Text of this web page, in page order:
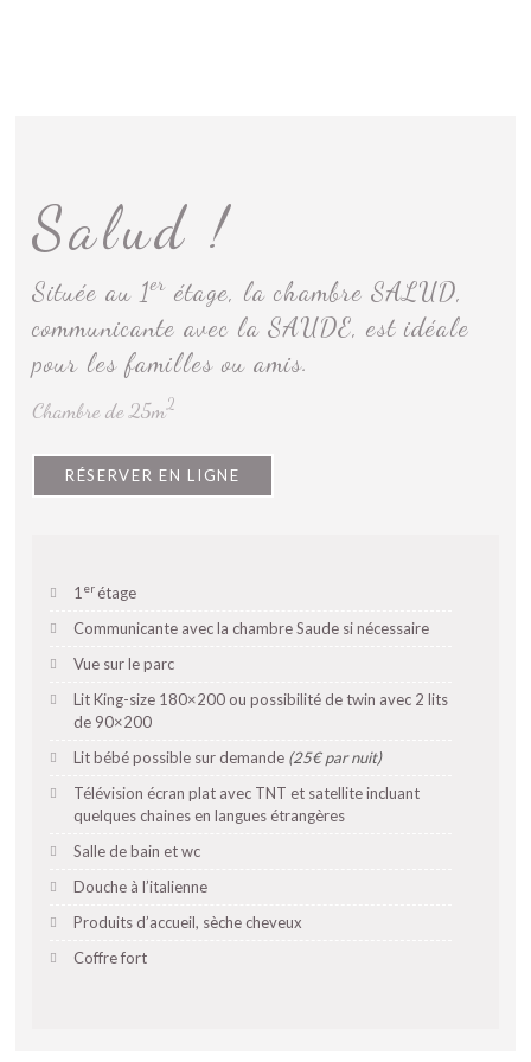
Salud !
Située au 1erétage, la chambre SALUD,
communicante avec la SAUDE, est idéale
pour les familles ou amis.
Chambre de 25m2
RÉSERVER EN LIGNE
1 er étage
Communicante avec la chambre Saude si nécessaire
Vue sur le parc
Lit King-size 180×200 ou possibilité de twin avec 2 lits
de 90×200
Lit bébé possible sur demande (25€ par nuit)
Télévision écran plat avec TNT et satellite incluant
quelques chaines en langues étrangères
Salle de bain et wc
Douche à l’italienne
Produits d’accueil, sèche cheveux
Coffre fort